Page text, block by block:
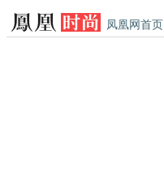
凤凰网首页